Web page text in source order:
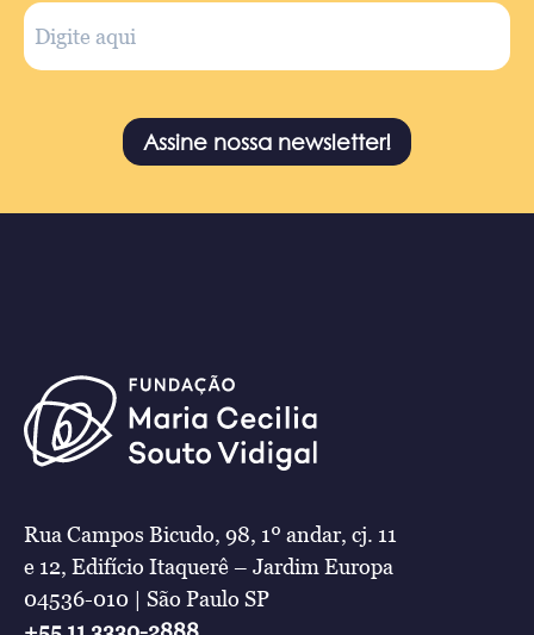
Assine nossa newsletter!
Rua Campos Bicudo, 98, 1º andar, cj. 11
e 12, Edifício Itaquerê – Jardim Europa
04536-010 | São Paulo SP